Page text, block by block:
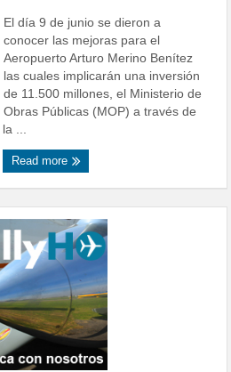
El día 9 de junio se dieron a
conocer las mejoras para el
Aeropuerto Arturo Merino Benítez
las cuales implicarán una inversión
de 11.500 millones, el Ministerio de
Obras Públicas (MOP) a través de
la ...
Read more